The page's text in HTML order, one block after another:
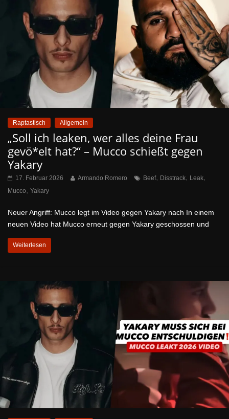
Raptastisch Allgemein
„Soll ich leaken, wer alles deine Frau
gevö*elt hat?“ – Mucco schießt gegen
Yakary
17. Februar 2026 Armando Romero Beef, Disstrack, Leak,
Mucco, Yakary
Neuer Angriff: Mucco legt im Video gegen Yakary nach In einem
neuen Video hat Mucco erneut gegen Yakary geschossen und
Weiterlesen